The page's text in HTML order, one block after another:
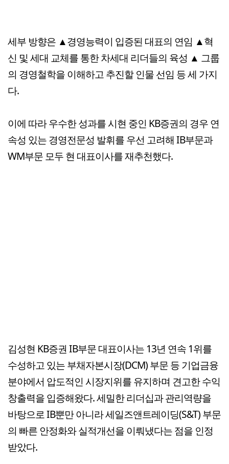
세부 방향은 ▲경영능력이 입증된 대표의 연임 ▲혁
신 및 세대 교체를 통한 차세대 리더들의 육성 ▲ 그룹
의 경영철학을 이해하고 추진할 인물 선임 등 세 가지
다.
이에 따라 우수한 성과를 시현 중인 KB증권의 경우 연
속성 있는 경영전문성 발휘를 우선 고려해 IB부문과
WM부문 모두 현 대표이사를 재추천했다.
김성현 KB증권 IB부문 대표이사는 13년 연속 1위를
수성하고 있는 부채자본시장(DCM) 부문 등 기업금융
분야에서 압도적인 시장지위를 유지하며 견고한 수익
창출력을 입증해왔다. 세밀한 리더십과 관리역량을
바탕으로 IB뿐만 아니라 세일즈앤트레이딩(S&T) 부문
의 빠른 안정화와 실적개선을 이뤄냈다는 점을 인정
받았다.